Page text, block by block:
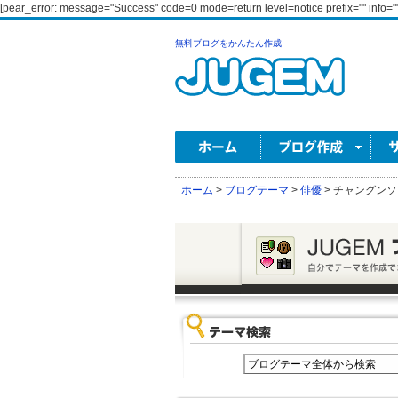
[pear_error: message="Success" code=0 mode=return level=notice prefix=""
無料ブログをかんたん作成
ホーム > ブログテーマ > 俳優 > チャングン